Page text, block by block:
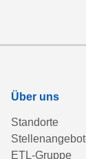
Über uns
Standorte
ETL-Gruppe